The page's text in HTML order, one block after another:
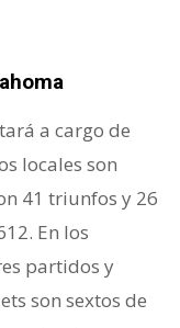
a cargo de
locales son
41 triunfos y 26
En los
partidos y
son sextos de